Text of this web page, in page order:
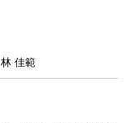
佳範